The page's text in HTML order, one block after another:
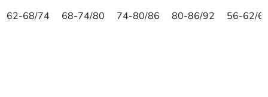
62-68/74 68-74/80 74-80/86 80-86/92 56-62/